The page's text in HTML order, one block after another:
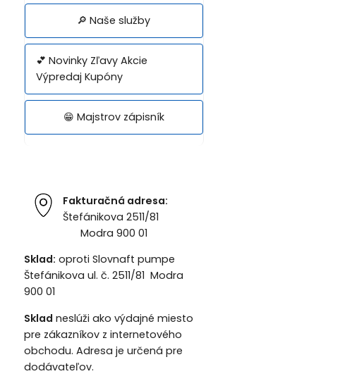
🔎 Naše služby
💕 Novinky Zľavy Akcie
Výpredaj Kupóny
😁 Majstrov zápisník
Fakturačná adresa:
Štefánikova 2511/81
Modra 900 01
Sklad: oproti Slovnaft pumpe
Štefánikova ul. č. 2511/81 Modra
900 01
Sklad neslúži ako výdajné miesto
pre zákazníkov z internetového
obchodu. Adresa je určená pre
dodávateľov.